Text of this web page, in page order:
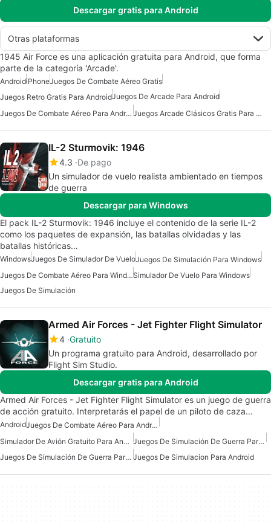
Descargar gratis para Android
Otras plataformas
1945 Air Force es una aplicación gratuita para Android, que forma
parte de la categoría 'Arcade'.
AndroidiPhoneJuegos De Combate Aéreo Gratis
Juegos Retro Gratis Para AndroidJuegos De Arcade Para Android
Juegos De Combate Aéreo Para Android
Juegos Arcade Clásicos Gratis Para Android
IL-2 Sturmovik: 1946
4.3 De pago
Un simulador de vuelo realista ambientado en tiempos
de guerra
Descargar para Windows
El pack IL-2 Sturmovik: 1946 incluye el contenido de la serie IL-2
como los paquetes de expansión, las batallas olvidadas y las
batallas históricas…
WindowsJuegos De Simulador De VueloJuegos De Simulación Para Windows
Juegos De Combate Aéreo Para WindowsSimulador De Vuelo Para Windows
Juegos De Simulación
Armed Air Forces - Jet Fighter Flight Simulator
4 Gratuito
Un programa gratuito para Android, desarrollado por
Flight Sim Studio.
Descargar gratis para Android
Armed Air Forces - Jet Fighter Flight Simulator es un juego de guerra
de acción gratuito. Interpretarás el papel de un piloto de caza…
Android
Juegos De Combate Aéreo Para Android
Simulador De Avión Gratuito Para Android
Juegos De Simulación De Guerra Para Android
Juegos De Simulación De Guerra Para Android Gratis Juegos De Simulacion Para Android